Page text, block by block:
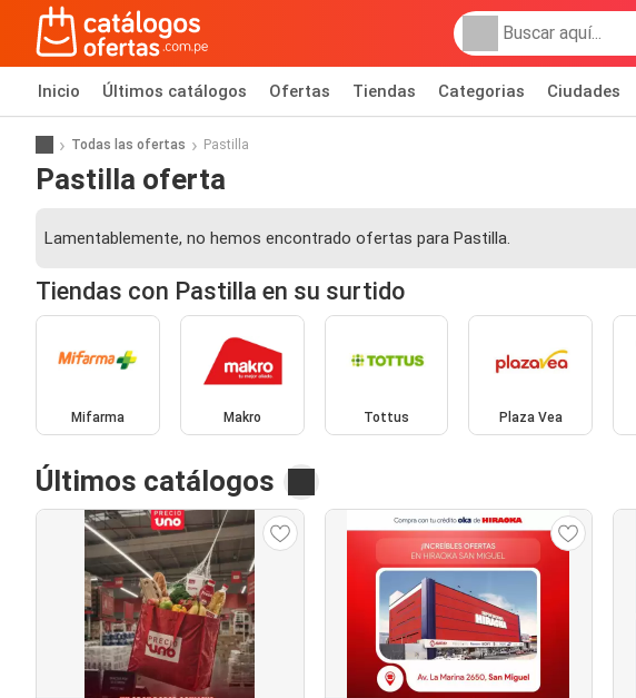
Inicio Últimos catálogos Ofertas Tiendas Categorias Ciudades
Todas las ofertas Pastilla
Pastilla oferta
Lamentablemente, no hemos encontrado ofertas para Pastilla.
Tiendas con Pastilla en su surtido
Mifarma Makro Tottus Plaza Vea
Últimos catálogos